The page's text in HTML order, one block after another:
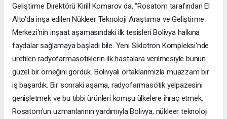
Geliştirme Direktörü Kirill Komarov da, “Rosatom tarafından El
Alto'da inşa edilen Nükleer Teknoloji Araştırma ve Geliştirme
Merkezi'nin inşaat aşamasındaki ilk tesisleri Bolivya halkına
faydalar sağlamaya başladı bile. Yeni Siklotron Kompleksi'nde
üretilen radyofarmasötiklerin ilk hastalara verilmesiyle bunun
güzel bir örneğini gördük. Bolivyalı ortaklarımızla muazzam bir
iş başardık. Bir sonraki aşama, radyofarmasötik yelpazesini
genişletmek ve bu tıbbi ürünleri komşu ülkelere ihraç etmek.
Rosatom'un uzmanlarının yardımıyla Bolivya, nükleer teknoloji